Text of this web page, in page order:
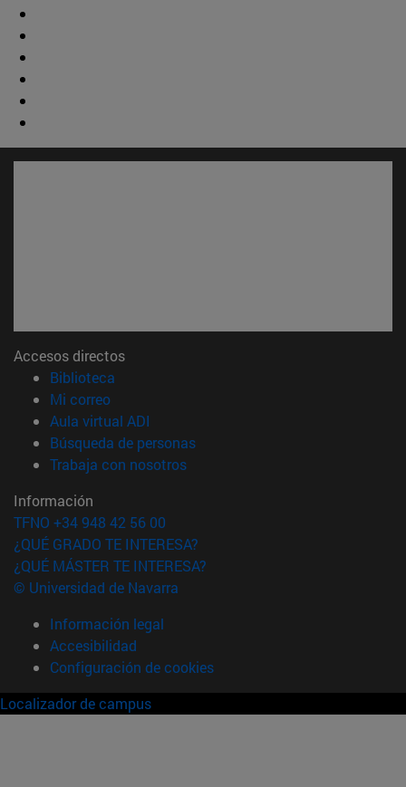
Accesos directos
Biblioteca
Mi correo(abre en nueva ventana)
Aula virtual ADI
Búsqueda de personas(abre en nueva ventana)
Trabaja con nosotros(abre en nueva ventana)
Información
TFNO +34 948 42 56 00
¿QUÉ GRADO TE INTERESA?
¿QUÉ MÁSTER TE INTERESA?
© Universidad de Navarra
Información legal
Accesibilidad
Configuración de cookies
Localizador de campus